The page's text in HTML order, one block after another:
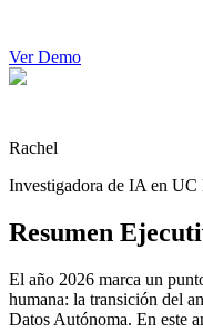
Ver Demo
Rachel
Investigadora de IA en UC
Resumen
El año 2026 marca un
humana: la transición del
Datos Autónoma. En este